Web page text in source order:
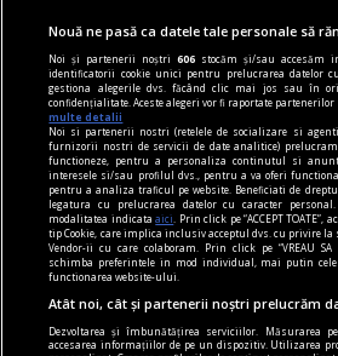
zilnic, ca pe o cremă de corp,
intensifică de la o zi la alta.
cald, uniform, pe care îl
Nouă ne pasă ca datele tale personale să
Noi și partenerii noștri606 stocăm și/sau accesăm
identificatorii cookie unici pentru prelucrarea datelor
gestiona alegerile dvs. făcând clic mai jos sau în
confidențialitate. Aceste alegeri vor fi raportate partenerilor
multe detalii
Noi si partenerii nostri (retelele de socializare si
furnizorii nostri de servicii de date analitice)
functioneze, pentru a personaliza continutul si
interesele si/sau profilul dvs., pentru a va oferi
pentru a analiza traficul pe website. Beneficiati de
legatura cu prelucrarea datelor cu caracter
modalitatea indicataaici
. Prin click pe “ACCEPT
tip Cookie, care implica inclusiv acceptul dvs. cu privire
Vendor-ii cu care colaboram. Prin click pe “VREAU SA
schimba preferintele in mod individual, mai putin cele
functionarea website-ului.
Atât noi, cât și partenerii noștri prelucrăm
Dezvoltarea și îmbunătățirea serviciilor. Măsurarea
accesarea informațiilor de pe un dispozitiv. Utilizarea